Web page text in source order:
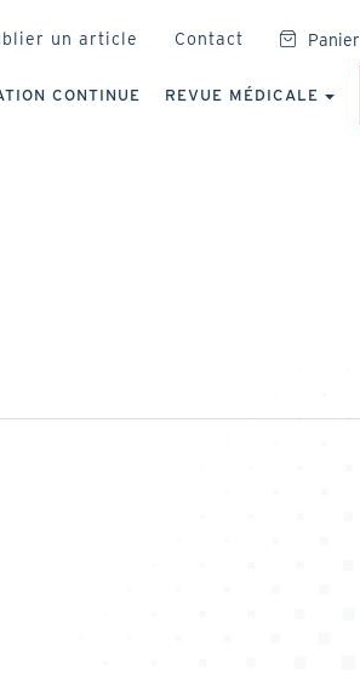
un article Contact Panier
CONTINUE REVUE MÉDICALE